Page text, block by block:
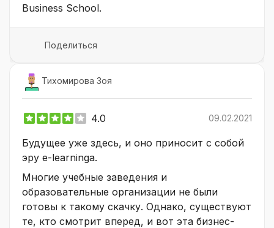
Business School.
Поделиться
Тихомирова Зоя
4.0 09.02.2021
Будущее уже здесь, и оно приносит с собой
эру e-learninga.
Многие учебные заведения и
образовательные организации не были
готовы к такому скачку. Однако, существуют
те, кто смотрит вперед, и вот эта бизнес-